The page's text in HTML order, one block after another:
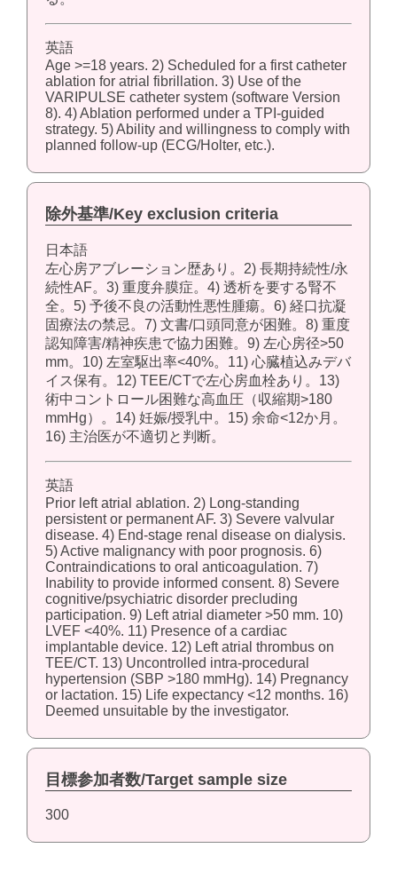
英語
Age >=18 years. 2) Scheduled for a first catheter
ablation for atrial fibrillation. 3) Use of the
VARIPULSE catheter system (software Version
8). 4) Ablation performed under a TPI-guided
strategy. 5) Ability and willingness to comply with
planned follow-up (ECG/Holter, etc.).
除外基準/Key exclusion criteria
日本語
左心房アブレーション歴あり。2) 長期持続性/永
続性AF。3) 重度弁膜症。4) 透析を要する腎不
全。5) 予後不良の活動性悪性腫瘍。6) 経口抗凝
固療法の禁忌。7) 文書/口頭同意が困難。8) 重度
認知障害/精神疾患で協力困難。9) 左心房径>50
mm。10) 左室駆出率<40%。11) 心臓植込みデバ
イス保有。12) TEE/CTで左心房血栓あり。13)
術中コントロール困難な高血圧（収縮期>180
mmHg）。14) 妊娠/授乳中。15) 余命<12か月。
16) 主治医が不適切と判断。
英語
Prior left atrial ablation. 2) Long-standing
persistent or permanent AF. 3) Severe valvular
disease. 4) End-stage renal disease on dialysis.
5) Active malignancy with poor prognosis. 6)
Contraindications to oral anticoagulation. 7)
Inability to provide informed consent. 8) Severe
cognitive/psychiatric disorder precluding
participation. 9) Left atrial diameter >50 mm. 10)
LVEF <40%. 11) Presence of a cardiac
implantable device. 12) Left atrial thrombus on
TEE/CT. 13) Uncontrolled intra-procedural
hypertension (SBP >180 mmHg). 14) Pregnancy
or lactation. 15) Life expectancy <12 months. 16)
Deemed unsuitable by the investigator.
目標参加者数/Target sample size
300